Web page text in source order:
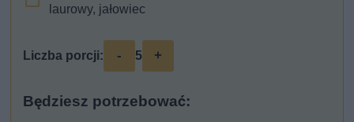
laurowy, jałowiec
Liczba porcji: - 5 +
Będziesz potrzebować: